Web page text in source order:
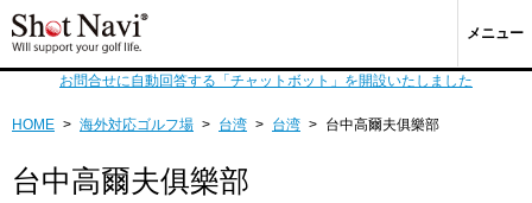
メニュー
お問合せに自動回答する「チャットボット」を開設いたしました
HOME > 海外対応ゴルフ場 > 台湾 > 台湾 > 台中高爾夫俱樂部
台中高爾夫俱樂部